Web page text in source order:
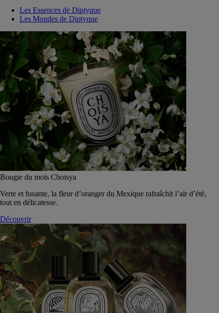
Les Essences de Diptyque
Les Mondes de Diptyque
Bougie du mois Choisya
Verte et fusante, la fleur d’oranger du Mexique rafraîchit l’air d’été,
tout en délicatesse.
Découvrir